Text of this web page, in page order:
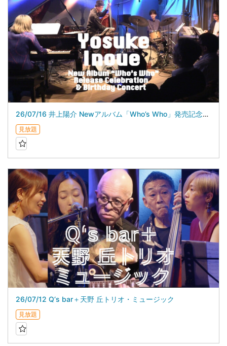
26/07/16 井上陽介 Newアルバム「Who’s Who」発売記念＆バースデイライブ
見放題
26/07/12 Q‘s bar＋天野 丘トリオ・ミュージック
見放題